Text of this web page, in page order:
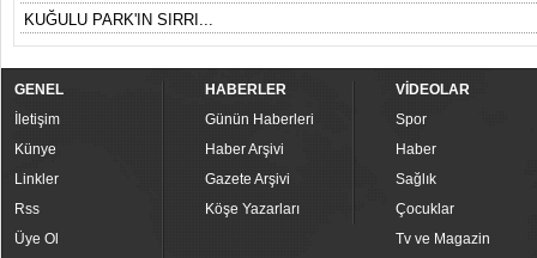
KUĞULU PARK'IN SIRRI...
GENEL
İletişim
Künye
Linkler
Rss
Üye Ol
HABERLER
Günün Haberleri
Haber Arşivi
Gazete Arşivi
Köşe Yazarları
VİDEOLAR
Spor
Haber
Sağlık
Çocuklar
Tv ve Magazin